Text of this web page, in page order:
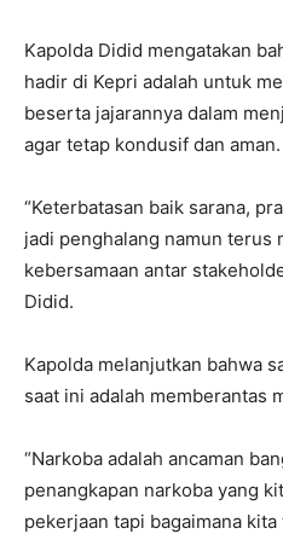
Kapolda Didid mengatakan
hadir di Kepri adalah untuk
beserta jajarannya dalam
agar tetap kondusif dan aman.
“Keterbatasan baik sarana,
jadi penghalang namun terus
kebersamaan antar
Didid.
Kapolda melanjutkan bahwa
saat ini adalah memberantas
“Narkoba adalah ancaman
penangkapan narkoba yang
pekerjaan tapi bagaimana